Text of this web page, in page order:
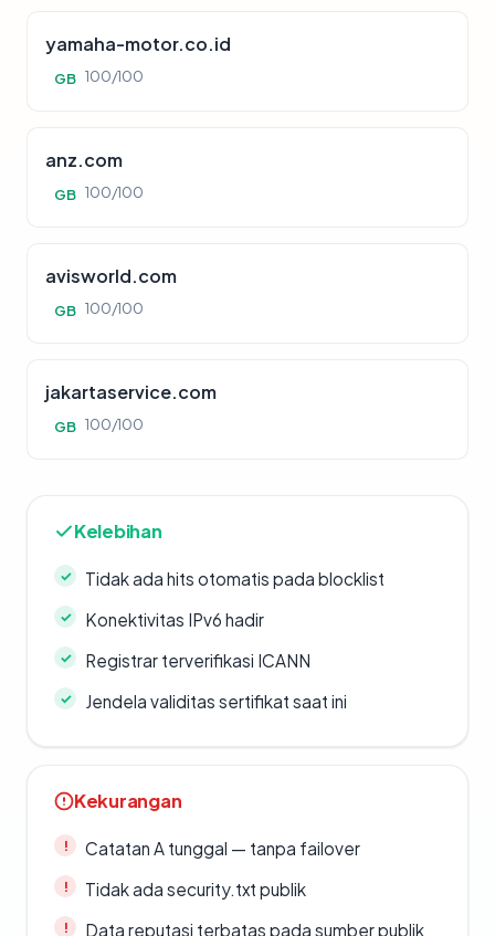
yamaha-motor.co.id
GB 100/100
anz.com
GB 100/100
avisworld.com
GB 100/100
jakartaservice.com
GB 100/100
Kelebihan
Tidak ada hits otomatis pada blocklist
Konektivitas IPv6 hadir
Registrar terverifikasi ICANN
Jendela validitas sertifikat saat ini
Kekurangan
Catatan A tunggal — tanpa failover
Tidak ada security.txt publik
Data reputasi terbatas pada sumber publik